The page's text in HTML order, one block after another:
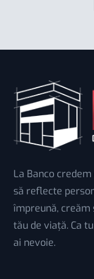
La Banco
să reflecte
împreună, creăm
tău de viață. Ca
ai nevoie.